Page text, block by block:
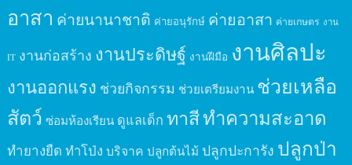
อาสา ค่ายนานาชาติ ค่ายอนุรักษ์ ค่ายอาสา ค่ายเกษตร งาน
IT งานก่อสร้าง งานประดิษฐ์ งานฝีมือ งานศิลปะ
งานออกแรง ช่วยกิจกรรม ช่วยเตรียมงาน ช่วยเหลือ
สัตว์ ซ่อมห้องเรียน ดูแลเด็ก ทาสีทำความสะอาด
ทำยางยืด ทำโป่ง บริจาค ปลูกต้นไม้ ปลูกปะการัง ปลูกป่า